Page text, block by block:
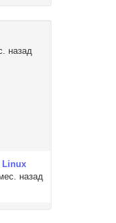
назад
назад